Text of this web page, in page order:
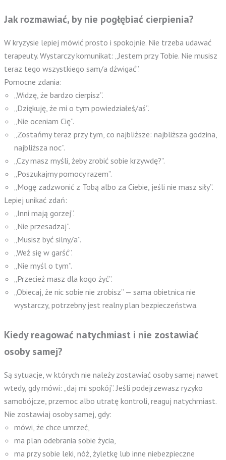
Jak rozmawiać, by nie pogłębiać cierpienia?
W kryzysie lepiej mówić prosto i spokojnie. Nie trzeba udawać
terapeuty. Wystarczy komunikat: „Jestem przy Tobie. Nie musisz
teraz tego wszystkiego sam/a dźwigać”.
Pomocne zdania:
„Widzę, że bardzo cierpisz”.
„Dziękuję, że mi o tym powiedziałeś/aś”.
„Nie oceniam Cię”.
„Zostańmy teraz przy tym, co najbliższe: najbliższa godzina,
najbliższa noc”.
„Czy masz myśli, żeby zrobić sobie krzywdę?”.
„Poszukajmy pomocy razem”.
„Mogę zadzwonić z Tobą albo za Ciebie, jeśli nie masz siły”.
Lepiej unikać zdań:
„Inni mają gorzej”.
„Nie przesadzaj”.
„Musisz być silny/a”.
„Weź się w garść”.
„Nie myśl o tym”.
„Przecież masz dla kogo żyć”.
„Obiecaj, że nic sobie nie zrobisz” — sama obietnica nie
wystarczy, potrzebny jest realny plan bezpieczeństwa.
Kiedy reagować natychmiast i nie zostawiać
osoby samej?
Są sytuacje, w których nie należy zostawiać osoby samej nawet
wtedy, gdy mówi: „daj mi spokój”. Jeśli podejrzewasz ryzyko
samobójcze, przemoc albo utratę kontroli, reaguj natychmiast.
Nie zostawiaj osoby samej, gdy:
mówi, że chce umrzeć,
ma plan odebrania sobie życia,
ma przy sobie leki, nóż, żyletkę lub inne niebezpieczne